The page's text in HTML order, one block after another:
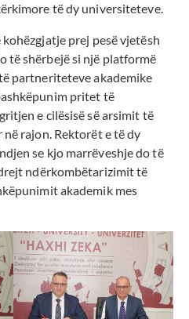
të dy universiteteve.
prej pesë vjetësh
të shërbejë si një platformë
partneriteteve akademike
pritet të
e cilësisë së arsimit të
rajon. Rektorët e të dy
se kjo marrëveshje do të
ndërkombëtarizimit të
akademik mes